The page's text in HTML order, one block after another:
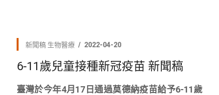
新聞稿 生物醫療 2022-04-20
6-11歲兒童接種新冠疫苗 新聞稿
臺灣於今年4月17日通過莫德納疫苗給予6-11歲